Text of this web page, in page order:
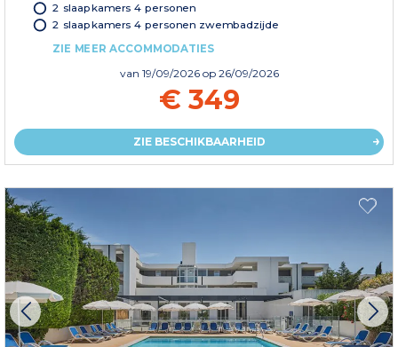
2 slaapkamers 4 personen
2 slaapkamers 4 personen zwembadzijde
ZIE MEER ACCOMMODATIES
van 19/09/2026 op 26/09/2026
€ 349
ZIE BESCHIKBAARHEID